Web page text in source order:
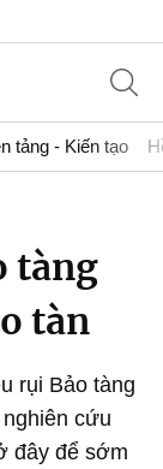
tảng - Kiến tạo
tàng
tàn
rụi Bảo tàng
cứu
đây để sớm